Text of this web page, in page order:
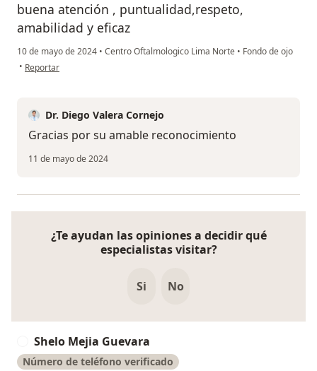
buena atención , puntualidad,respeto,
amabilidad y eficaz
10 de mayo de 2024 • Centro Oftalmologico Lima Norte • Fondo de ojo
• en opinión del usuario Cristian
Reportar
Dr. Diego Valera Cornejo
Gracias por su amable reconocimiento
11 de mayo de 2024
¿Te ayudan las opiniones a decidir qué
especialistas visitar?
Si No
Shelo Mejia Guevara
Número de teléfono verificado